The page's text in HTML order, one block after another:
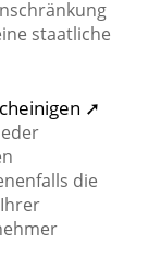
staatliche
➚
die